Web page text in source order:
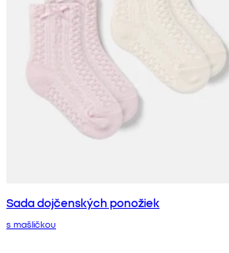
Sada dojčenských ponožiek
s mašličkou